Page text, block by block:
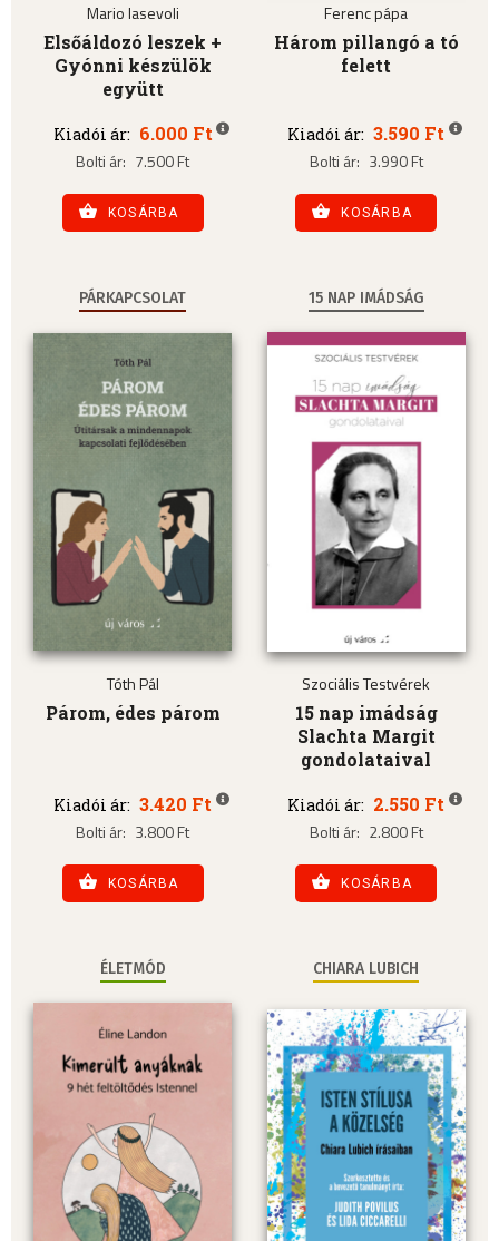
Mario Iasevoli
Elsőáldozó leszek +
Gyónni készülök
együtt
Kiadói ár: 6.000 Ft
Bolti ár: 7.500 Ft
KOSÁRBA
Ferenc pápa
Három pillangó a tó
felett
Kiadói ár: 3.590 Ft
Bolti ár: 3.990 Ft
KOSÁRBA
PÁRKAPCSOLAT
Tóth Pál
Párom, édes párom
Kiadói ár: 3.420 Ft
Bolti ár: 3.800 Ft
KOSÁRBA
15 NAP IMÁDSÁG
Szociális Testvérek
15 nap imádság
Slachta Margit
gondolataival
Kiadói ár: 2.550 Ft
Bolti ár: 2.800 Ft
KOSÁRBA
ÉLETMÓD CHIARA LUBICH